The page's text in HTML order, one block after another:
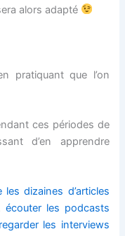
alors adapté
pratiquant que l’on
ces périodes de
d’en apprendre
les dizaines d’articles
écouter les podcasts
regarder les interviews